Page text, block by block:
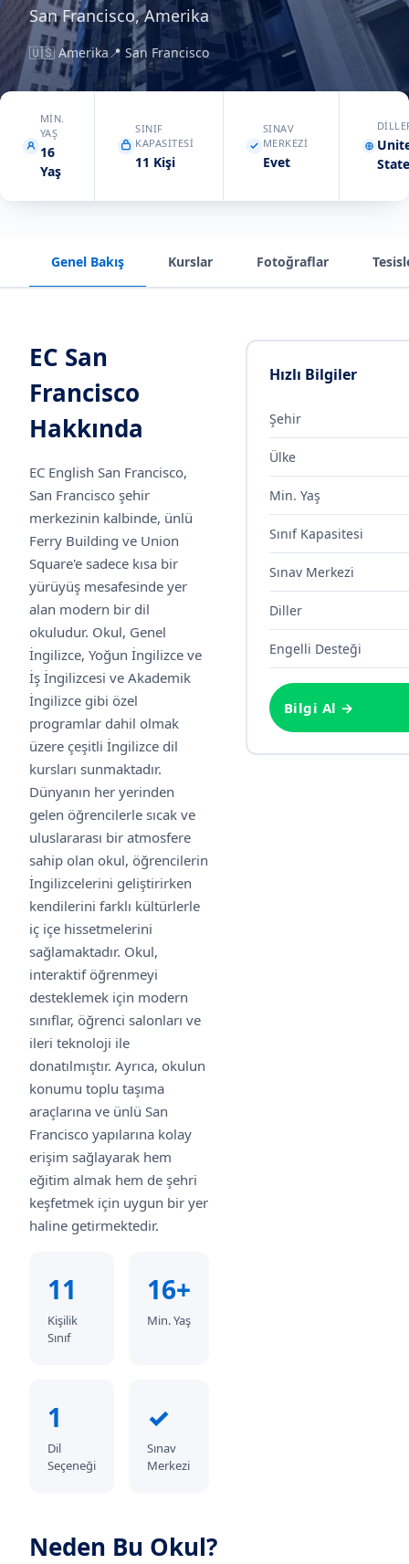
San Francisco, Amerika
🇺🇸 Amerika📍 San Francisco
MIN.
YAŞ
16
Yaş
SINIF
KAPASITESI
11 Kişi
SINAV
MERKEZI
Evet
Genel Bakış Kurslar Fotoğraflar
EC San
Francisco
Hakkında
EC English San Francisco,
San Francisco şehir
merkezinin kalbinde, ünlü
Ferry Building ve Union
Square'e sadece kısa bir
yürüyüş mesafesinde yer
alan modern bir dil
okuludur. Okul, Genel
İngilizce, Yoğun İngilizce ve
İş İngilizcesi ve Akademik
İngilizce gibi özel
programlar dahil olmak
üzere çeşitli İngilizce dil
kursları sunmaktadır.
Dünyanın her yerinden
gelen öğrencilerle sıcak ve
uluslararası bir atmosfere
sahip olan okul, öğrencilerin
İngilizcelerini geliştirirken
kendilerini farklı kültürlerle
iç içe hissetmelerini
sağlamaktadır. Okul,
interaktif öğrenmeyi
desteklemek için modern
sınıflar, öğrenci salonları ve
ileri teknoloji ile
donatılmıştır. Ayrıca, okulun
konumu toplu taşıma
araçlarına ve ünlü San
Francisco yapılarına kolay
erişim sağlayarak hem
eğitim almak hem de şehri
keşfetmek için uygun bir yer
haline getirmektedir.
11
Kişilik
Sınıf
16+
Min. Yaş
1
Dil
Seçeneği
✓
Sınav
Merkezi
Hızlı Bilgiler
Şehir
Ülke
Min. Yaş
Sınıf Kapasitesi
Sınav Merkezi
Diller
Engelli Desteği
Bilgi Al →
Neden Bu Okul?